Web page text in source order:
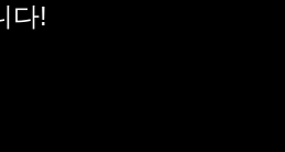
다!